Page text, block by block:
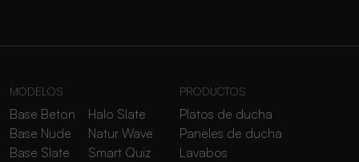
MODELOS
Base Beton
Base Nude
Base Slate
Halo Slate
Natur Wave
Smart Quiz
PRODUCTOS
Platos de ducha
Paneles de ducha
Lavabos